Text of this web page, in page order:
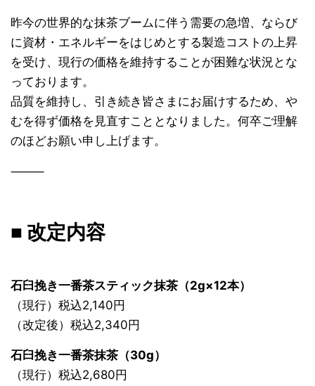
昨今の世界的な抹茶ブームに伴う需要の急増、ならび
に資材・エネルギーをはじめとする製造コストの上昇
を受け、現行の価格を維持することが困難な状況とな
っております。
品質を維持し、引き続き皆さまにお届けするため、や
むを得ず価格を見直すこととなりました。何卒ご理解
のほどお願い申し上げます。
⸻
■ 改定内容
石臼挽き一番茶スティック抹茶（2g×12本）
（現行）税込2,140円
（改定後）税込2,340円
石臼挽き一番茶抹茶（30g）
（現行）税込2,680円